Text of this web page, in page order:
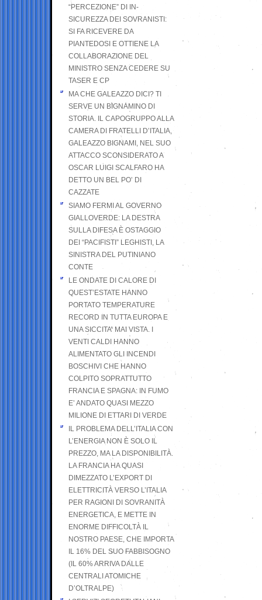
“PERCEZIONE” DI IN-
SICUREZZA DEI SOVRANISTI:
SI FA RICEVERE DA
PIANTEDOSI E OTTIENE LA
COLLABORAZIONE DEL
MINISTRO SENZA CEDERE SU
TASER E CP
MA CHE GALEAZZO DICI? TI
SERVE UN BIGNAMINO DI
STORIA. IL CAPOGRUPPO ALLA
CAMERA DI FRATELLI D’ITALIA,
GALEAZZO BIGNAMI, NEL SUO
ATTACCO SCONSIDERATO A
OSCAR LUIGI SCALFARO HA
DETTO UN BEL PO’ DI
CAZZATE
SIAMO FERMI AL GOVERNO
GIALLOVERDE: LA DESTRA
SULLA DIFESA È OSTAGGIO
DEI “PACIFISTI” LEGHISTI, LA
SINISTRA DEL PUTINIANO
CONTE
LE ONDATE DI CALORE DI
QUEST’ESTATE HANNO
PORTATO TEMPERATURE
RECORD IN TUTTA EUROPA E
UNA SICCITA’ MAI VISTA. I
VENTI CALDI HANNO
ALIMENTATO GLI INCENDI
BOSCHIVI CHE HANNO
COLPITO SOPRATTUTTO
FRANCIA E SPAGNA: IN FUMO
E’ ANDATO QUASI MEZZO
MILIONE DI ETTARI DI VERDE
IL PROBLEMA DELL’ITALIA CON
L’ENERGIA NON È SOLO IL
PREZZO, MA LA DISPONIBILITÀ.
LA FRANCIA HA QUASI
DIMEZZATO L’EXPORT DI
ELETTRICITÀ VERSO L’ITALIA
PER RAGIONI DI SOVRANITÀ
ENERGETICA, E METTE IN
ENORME DIFFICOLTÀ IL
NOSTRO PAESE, CHE IMPORTA
IL 16% DEL SUO FABBISOGNO
(IL 60% ARRIVA DALLE
CENTRALI ATOMICHE
D’OLTRALPE)